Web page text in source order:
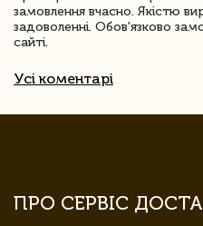
замовлення вчасно. Якістю
задоволенні. Обов'язково
сайті.
Усі коментарі
ПРО СЕРВІС